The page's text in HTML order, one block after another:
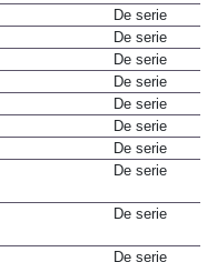
De serie
De serie
De serie
De serie
De serie
De serie
De serie